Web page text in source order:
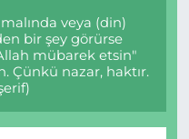
veya (din)
bir şey görürse
mübarek etsin"
Çünkü nazar, haktır.